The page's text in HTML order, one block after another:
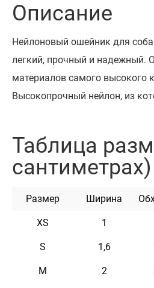
Описание
Нейлоновый ошейник для
легкий, прочный и надежный.
материалов самого высокого
Высокопрочный нейлон, из
высококачественной
замком, который
гибкий и не боится воды. Он
в уходе.
Таблица
сантиметрах)
Размер Ширина
XS 1
S 1,6
M 2